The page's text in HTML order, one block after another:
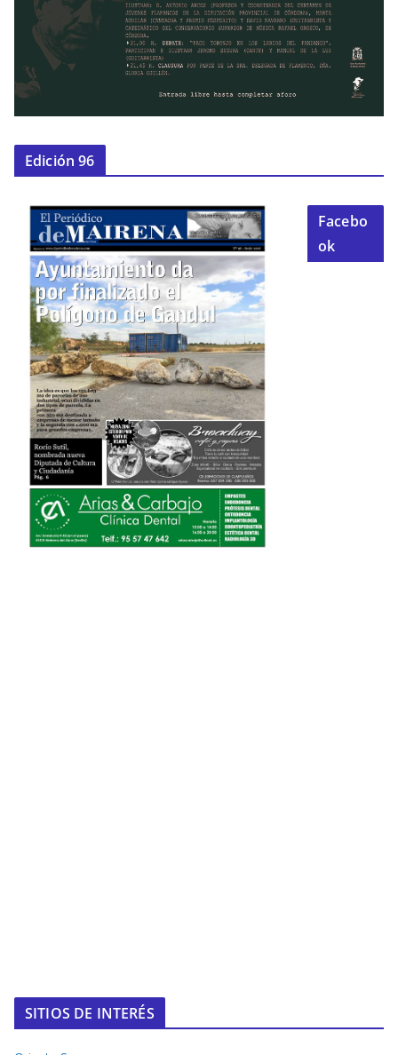
Edición 96
Facebo
ok
SITIOS DE INTERÉS